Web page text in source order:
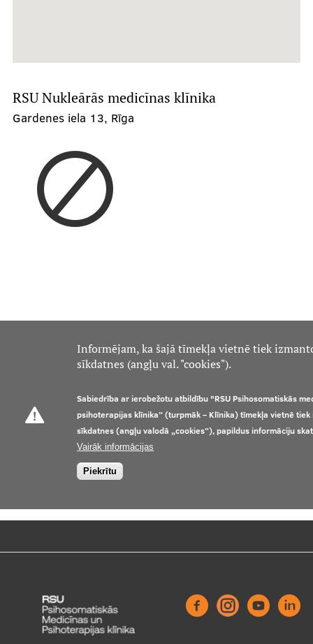
RSU Nukleārās medicīnas klīnika
Gardenes iela 13, Rīga
Informējam, ka šajā tīmekļa vietnē tiek
sīkdatnes (angļu val. "cookies").
Sabiedrība ar ierobežotu atbildību "RSU Psihosomatiskās
psihoterapijas klīnika” (turpmāk – Klīnika) tīmekļa vietnē tiek
sīkdatnes (angļu valodā „cookies”), papildus informāciju
Vairāk informācijas
Piekrītu